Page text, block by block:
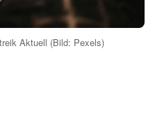
Aktuell (Bild: Pexels)